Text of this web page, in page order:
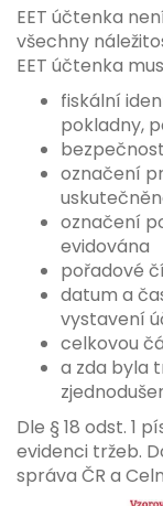
EET účtenka
všechny
EET účtenka
fiskální
pokladny,
označení
označení
evidována
pořadové
datum a
vystavení
celkovou
a zda byla
Dle § 18 odst. 1
evidenci tržeb.
správa ČR a